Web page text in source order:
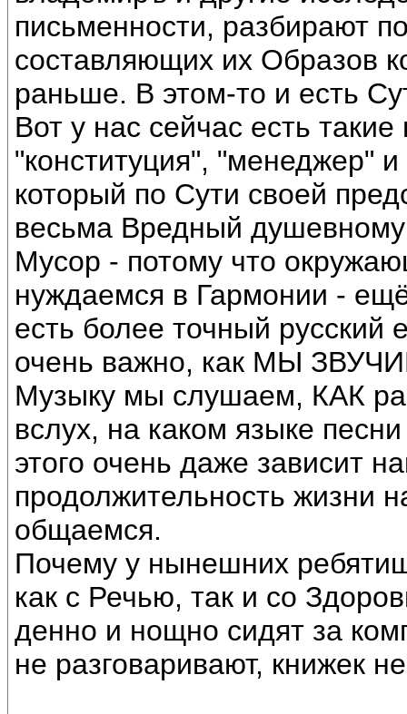
письменности, разбирают
составляющих их Образов
раньше. В этом-то и есть
Вот у нас сейчас есть
"конституция", "менеджер"
который по Сути своей
весьма Вредный
Мусор - потому что
нуждаемся в Гармонии -
есть более точный русский
очень важно, как МЫ
Музыку мы слушаем, КАК
вслух, на каком языке
этого очень даже зависит
продолжительность жизни
общаемся.
Почему у нынешних
как с Речью, так и со
денно и нощно сидят за
не разговаривают, книжек